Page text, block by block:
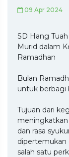
09 Apr 2024
SD Hang
Murid dalam
Ramadhan
Bulan
untuk berbagi
Tujuan dari
meningkatkan
dan rasa
dipertemukan
salah satu